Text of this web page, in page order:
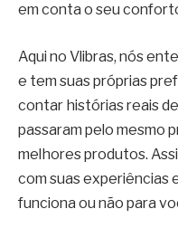
em conta o seu
Aqui no Vlibras, nós
e tem suas próprias
contar histórias reais
passaram pelo mesmo
melhores produtos.
com suas experiências
funciona ou não para